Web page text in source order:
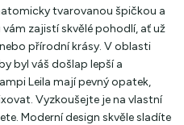
tvarovanou špičkou a
zajistí skvělé pohodlí, ať už
přírodní krásy. V oblasti
byl váš došlap lepší a
Leila mají pevný opatek,
Vyzkoušejte je na vlastní
Moderní design skvěle sladíte